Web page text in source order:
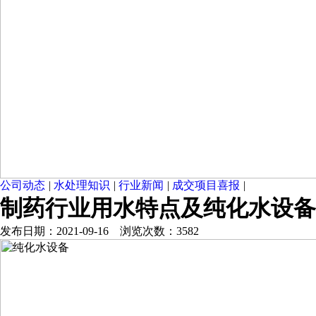
公司动态 | 水处理知识 | 行业新闻 | 成交项目喜报 |
制药行业用水特点及纯化水设
发布日期：2021-09-16 浏览次数：3582